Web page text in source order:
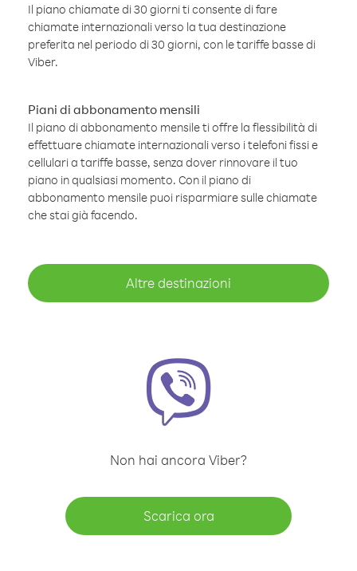
Il piano chiamate di 30 giorni ti consente di fare
chiamate internazionali verso la tua destinazione
preferita nel periodo di 30 giorni, con le tariffe basse di
Viber.
Piani di abbonamento mensili
Il piano di abbonamento mensile ti offre la flessibilità di
effettuare chiamate internazionali verso i telefoni fissi e
cellulari a tariffe basse, senza dover rinnovare il tuo
piano in qualsiasi momento. Con il piano di
abbonamento mensile puoi risparmiare sulle chiamate
che stai già facendo.
Altre destinazioni
Non hai ancora Viber?
Scarica ora